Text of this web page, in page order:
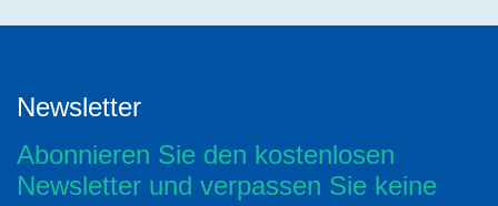
Newsletter
Abonnieren Sie den kostenlosen
Newsletter und verpassen Sie keine